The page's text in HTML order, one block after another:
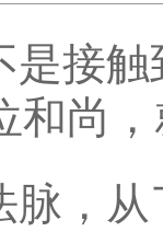
是接
和尚
脉，